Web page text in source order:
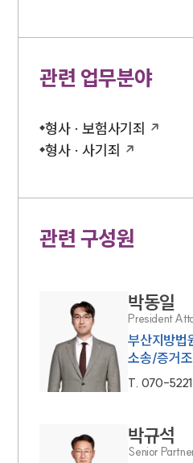
관련 업무분야
형사 · 보험사기죄
형사 · 사기죄
관련 구성원
박동일
President
부산지방법
소송/증거
T. 070-
박규석
Senior